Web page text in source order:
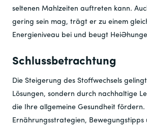
seltenen Mahlzeiten auftreten kann.
gering sein mag, trägt er zu einem
Energieniveau bei und beugt
Schlussbetrachtung
Die Steigerung des Stoffwechsels
Lösungen, sondern durch nachhaltige
die Ihre allgemeine Gesundheit fördern.
Ernährungsstrategien, Bewegungstipps